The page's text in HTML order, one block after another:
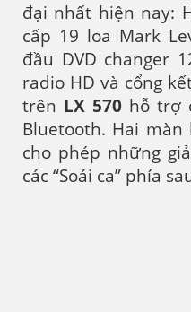
đại nhất hiện nay:
cấp 19 loa Mark
đầu DVD changer
radio HD và cổng
trên LX 570 hỗ trợ
Bluetooth. Hai
cho phép những
các “Soái ca” phía